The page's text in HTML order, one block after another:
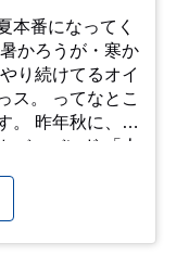
本番になってく
なとこ
娘
バンド 「人
アップしてくれ